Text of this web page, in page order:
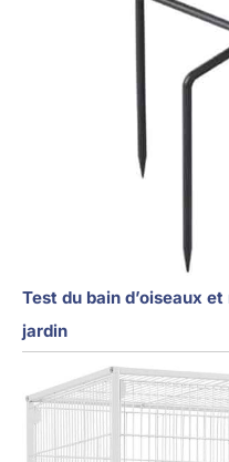
Test du bain d’oiseaux
jardin